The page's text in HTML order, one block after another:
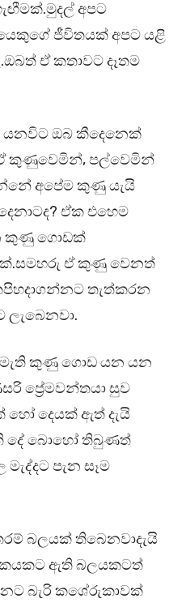
අපට
ජීවිතයක් අපට යළි
ඒ කතාවට දෑතම
ඔබ කීදෙනෙක්
කුණුවෙමින්, පල්වෙමින්
අපේම කුණු යැයි
ඒක එහෙම
කුණු ගොඩක්
ඒ කුණු වෙනත්
තැත්කරන
කුණු ගොඩ යන යන
ප්‍රේමවන්තයා සුව
දෙයක් ඇත් දැයි
දේ බොහෝ තිබුණත්
පැන සෑම
බලයක් තිබෙනවාදැයි
ඇති බලයකටත්
බැරි කශේරුකාවක්